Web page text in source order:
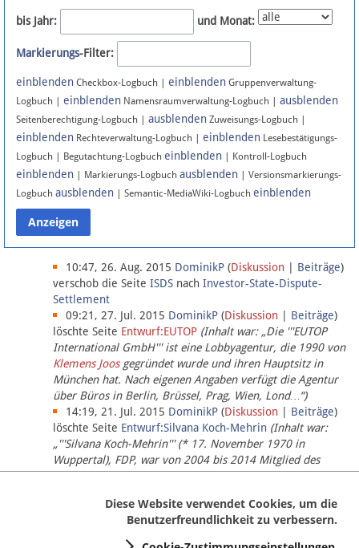
Newsletter
Bluesky
Facebook
Instagram
Anmelden
Datenschutz
Über Lobbypedia
Impressum
bis Jahr: und Monat:
Markierungs-Filter:
einblenden Checkbox-Logbuch | einblenden Gruppenverwaltung-
Logbuch | einblenden Namensraumverwaltung-Logbuch | ausblenden
Seitenberechtigung-Logbuch | ausblenden Zuweisungs-Logbuch |
einblenden Rechteverwaltung-Logbuch | einblenden Lesebestätigungs-
Logbuch | Begutachtung-Logbuch einblenden | Kontroll-Logbuch
einblenden | Markierungs-Logbuch ausblenden | Versionsmarkierungs-
Logbuch ausblenden | Semantic-MediaWiki-Logbuch einblenden
10:47, 26. Aug. 2015 DominikP (Diskussion Beiträge)
verschob die Seite ISDS nach Investor-State-Dispute-
Settlement
09:21, 27. Jul. 2015 DominikP (Diskussion Beiträge)
löschte Seite Entwurf:EUTOP (Inhalt war: „Die '''EUTOP
International GmbH''' ist eine Lobbyagentur, die 1990 von
Klemens Joosgegründet wurde und ihren Hauptsitz in
München hat. Nach eigenen Angaben verfügt die Agentur
über Büros in Berlin, Brüssel, Prag, Wien, Lond…“)
14:19, 21. Jul. 2015 DominikP (Diskussion Beiträge)
löschte Seite Entwurf:Silvana Koch-Mehrin (Inhalt war:
„'''Silvana Koch-Mehrin''' (* 17. November 1970 in
Wuppertal), FDP, war von 2004 bis 2014 Mitglied des
Europäischen Parlaments, seit November 2014 ist sie für
Diese Website verwendet Cookies, um die
Benutzerfreundlichkeit zu verbessern.